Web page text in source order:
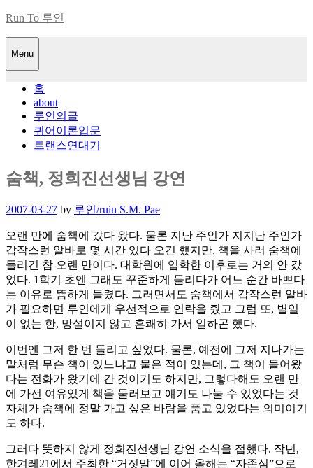
Skip
content
Run To 루인
Menu
홈
about
루인의글
퀴어이론입문
트랜스연대기
숨책, 정희진선생님 강연
Posted
2007-03-27 by 루인/ruin S.M. Pae
오랜 만에 숨책에 갔다 왔다. 물론 지난 주인가 지지난 주인가
갑작스런 알바로 몇 시간 있다 오긴 했지만, 책을 사러 숨책에
들리긴 참 오랜 만이다. 대학원에 입학한 이후로는 거의 안 갔
었다. 1학기 초엔 그래도 꾸준하게 들리다가 어느 순간 바쁘다
는 이유로 뜸하게 들렸다. 그러면서도 숨책에서 갑작스런 알바
가 필요하면 루인에게 우선적으로 연락을 줬고 그럼 또, 별일
이 없는 한, 망설이지 않고 흔쾌히 가서 일하곤 했다.
이번엔 그저 한 번 들리고 싶었다. 물론, 예전에 그저 지나가는
말처럼 무슨 책이 있느냐고 물은 적이 있는데, 그 책이 들어왔
다는 전화가 왔기에 간 것이기도 하지만, 그렇다해도 오랜 만
에 가선 여유있게 책을 둘러보고 얘기도 나눌 수 있었다는 것
자체가 숨책에 정말 가고 싶은 바람을 품고 있었다는 의미이기
도 하다.
그러다 뜻하지 않게 정희진선생님 강연 소식을 접했다. 작년,
한겨레21에서 주최한 “거짓말”에 이어 올해는 “자존심”으로